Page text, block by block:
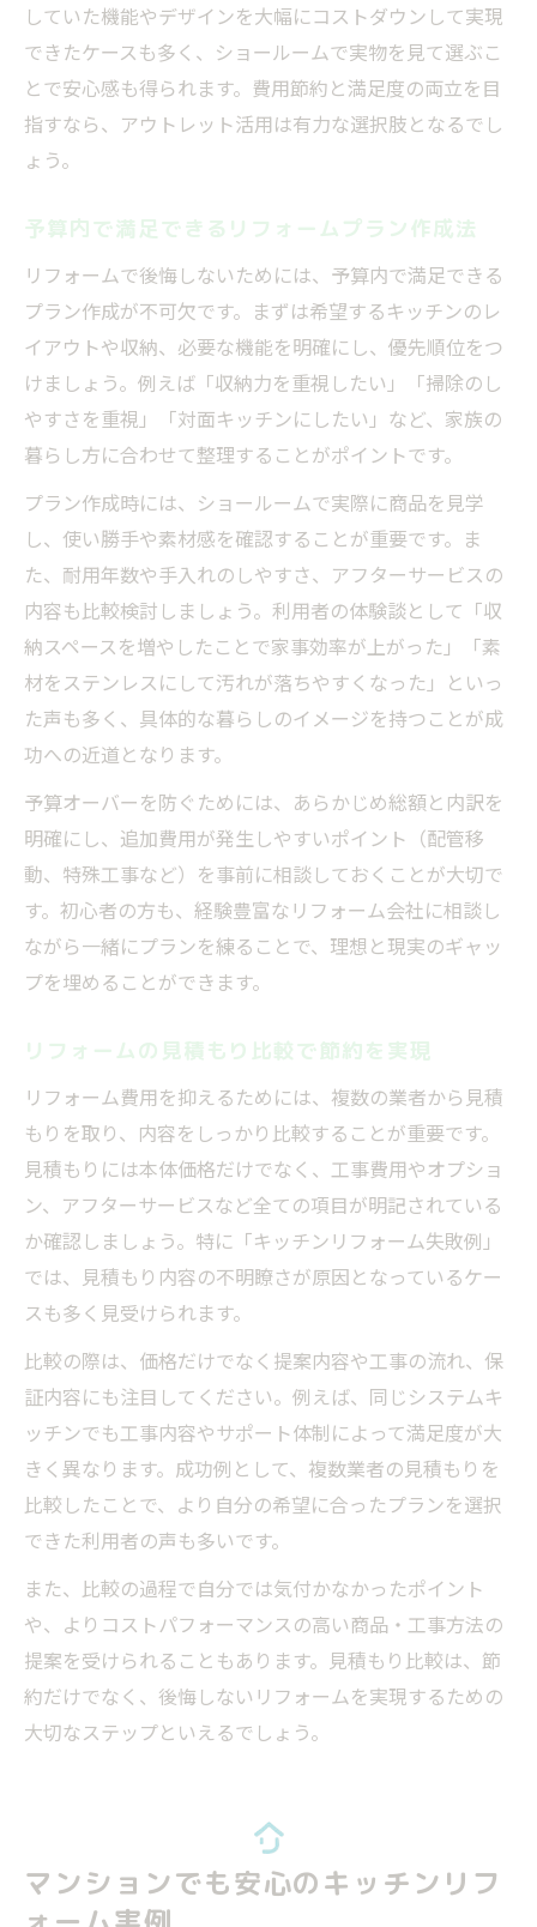
していた機能やデザインを大幅にコストダウンして実現
できたケースも多く、ショールームで実物を見て選ぶこ
とで安心感も得られます。費用節約と満足度の両立を目
指すなら、アウトレット活用は有力な選択肢となるでし
ょう。
予算内で満足できるリフォームプラン作成法
リフォームで後悔しないためには、予算内で満足できる
プラン作成が不可欠です。まずは希望するキッチンのレ
イアウトや収納、必要な機能を明確にし、優先順位をつ
けましょう。例えば「収納力を重視したい」「掃除のし
やすさを重視」「対面キッチンにしたい」など、家族の
暮らし方に合わせて整理することがポイントです。
プラン作成時には、ショールームで実際に商品を見学
し、使い勝手や素材感を確認することが重要です。ま
た、耐用年数や手入れのしやすさ、アフターサービスの
内容も比較検討しましょう。利用者の体験談として「収
納スペースを増やしたことで家事効率が上がった」「素
材をステンレスにして汚れが落ちやすくなった」といっ
た声も多く、具体的な暮らしのイメージを持つことが成
功への近道となります。
予算オーバーを防ぐためには、あらかじめ総額と内訳を
明確にし、追加費用が発生しやすいポイント（配管移
動、特殊工事など）を事前に相談しておくことが大切で
す。初心者の方も、経験豊富なリフォーム会社に相談し
ながら一緒にプランを練ることで、理想と現実のギャッ
プを埋めることができます。
リフォームの見積もり比較で節約を実現
リフォーム費用を抑えるためには、複数の業者から見積
もりを取り、内容をしっかり比較することが重要です。
見積もりには本体価格だけでなく、工事費用やオプショ
ン、アフターサービスなど全ての項目が明記されている
か確認しましょう。特に「キッチンリフォーム失敗例」
では、見積もり内容の不明瞭さが原因となっているケー
スも多く見受けられます。
比較の際は、価格だけでなく提案内容や工事の流れ、保
証内容にも注目してください。例えば、同じシステムキ
ッチンでも工事内容やサポート体制によって満足度が大
きく異なります。成功例として、複数業者の見積もりを
比較したことで、より自分の希望に合ったプランを選択
できた利用者の声も多いです。
また、比較の過程で自分では気付かなかったポイント
や、よりコストパフォーマンスの高い商品・工事方法の
提案を受けられることもあります。見積もり比較は、節
約だけでなく、後悔しないリフォームを実現するための
大切なステップといえるでしょう。
マンションでも安心のキッチンリフ